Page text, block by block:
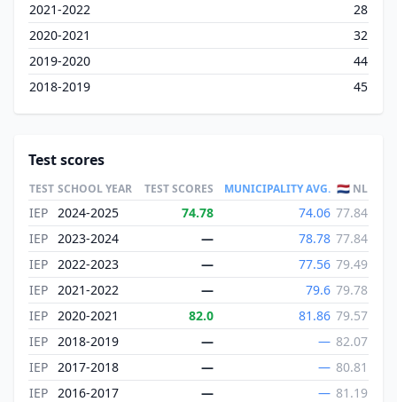
2021-2022
28
2020-2021
32
2019-2020
44
2018-2019
45
Test scores
TEST SCHOOL YEAR TEST SCORES MUNICIPALITY AVG. 🇳🇱 NL
IEP 2024-2025 74.78 74.06 77.84
IEP 2023-2024 — 78.78 77.84
IEP 2022-2023 — 77.56 79.49
IEP 2021-2022 — 79.6 79.78
IEP 2020-2021 82.0 81.86 79.57
IEP 2018-2019 — — 82.07
IEP 2017-2018 — — 80.81
IEP 2016-2017 — — 81.19